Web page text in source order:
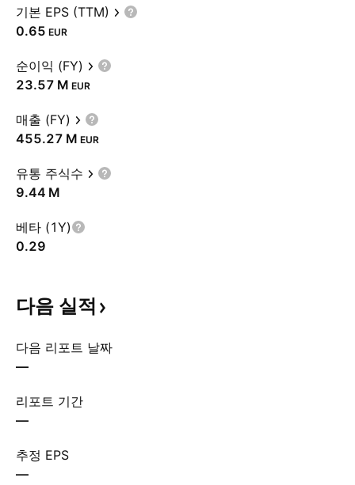
기본 EPS (TTM)
0.65 EUR
순이익 (FY)
‪23.57 M‬ EUR
매출 (FY)
‪455.27 M‬ EUR
유통 주식수
‪9.44 M‬
베타 (1Y)
0.29
다음 실적
다음 리포트 날짜
—
리포트 기간
—
추정 EPS
—